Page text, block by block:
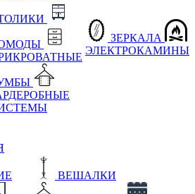
ЗЕРКАЛА
ЭЛЕКТРОКАМИНЫ
ВЕШАЛКИ